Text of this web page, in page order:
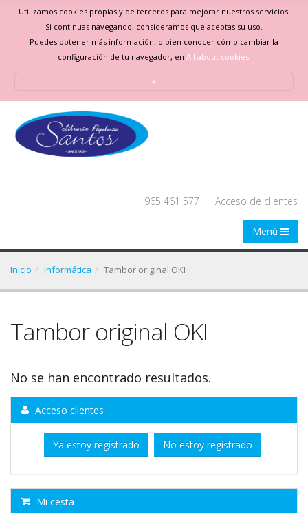
Utilizamos cookies propias y de terceros para mejorar nuestros servicios.
Si continuas navegando, consideramos que aceptas su uso.
Puedes obtener más información, o bien conocer cómo cambiar la
configuración de tu navegador, en All about cookies.
x
965 461 577 Acceso de clientes
Menú
Inicio Informática Tambor original OKI
Tambor original OKI
No se han encontrado resultados.
Acceso clientes
Ya estoy registrado No estoy registrado
Mi cesta